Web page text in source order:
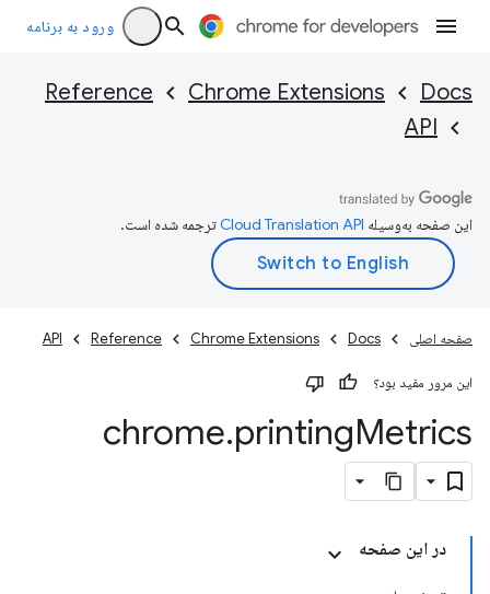
ورود به برنامه
Docs
Chrome Extensions
Reference
API
این صفحه به‌وسیله ترجمه شده است.
صفحه اصلی Docs
Chrome Extensions
Reference
API
این مرور مفید بود؟
chrome.printingMetrics
در این صفحه